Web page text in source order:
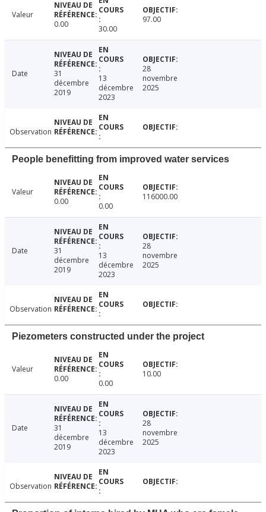
Valeur
0.00
30.00
97.00
Date
31
décembre
2019
13
décembre
2023
28
novembre
2025
Observation
People benefitting from improved water services
Valeur
0.00
0.00
116000.00
Date
31
décembre
2019
13
décembre
2023
28
novembre
2025
Observation
Piezometers constructed under the project
Valeur
0.00
0.00
10.00
Date
31
décembre
2019
13
décembre
2023
28
novembre
2025
Observation